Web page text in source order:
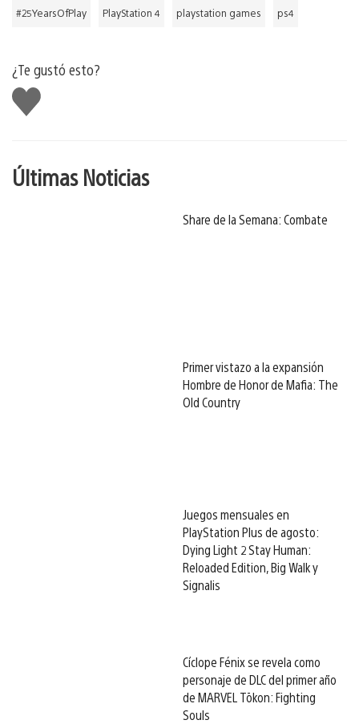
#25YearsOfPlay PlayStation 4 playstation games ps4
¿Te gustó esto?
Me
gusta
Últimas Noticias
Share de la Semana: Combate
Primer vistazo a la expansión
Hombre de Honor de Mafia: The
Old Country
Juegos mensuales en
PlayStation Plus de agosto:
Dying Light 2 Stay Human:
Reloaded Edition, Big Walk y
Signalis
Cíclope Fénix se revela como
personaje de DLC del primer año
de MARVEL Tōkon: Fighting
Souls